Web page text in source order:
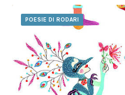
POESIE DI RODARI